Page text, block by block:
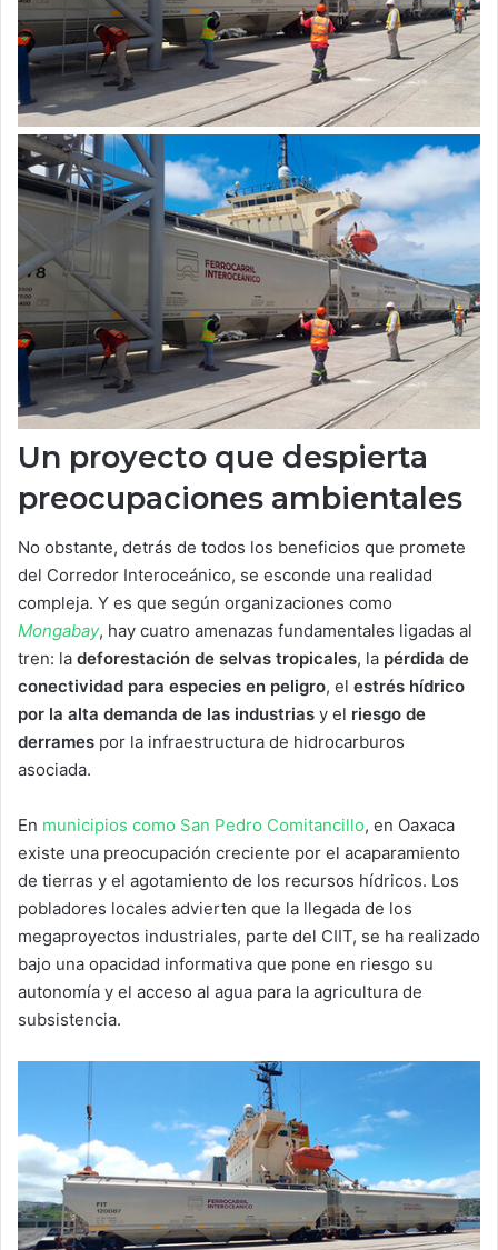
Un proyecto que despierta
preocupaciones ambientales
No obstante, detrás de todos los beneficios que promete
del Corredor Interoceánico, se esconde una realidad
compleja. Y es que según organizaciones como
Mongabay, hay cuatro amenazas fundamentales ligadas al
tren: la deforestación de selvas tropicales, la pérdida de
conectividad para especies en peligro, el estrés hídrico
por la alta demanda de las industrias y el riesgo de
derrames por la infraestructura de hidrocarburos
asociada.
En municipios como San Pedro Comitancillo, en Oaxaca
existe una preocupación creciente por el acaparamiento
de tierras y el agotamiento de los recursos hídricos. Los
pobladores locales advierten que la llegada de los
megaproyectos industriales, parte del CIIT, se ha realizado
bajo una opacidad informativa que pone en riesgo su
autonomía y el acceso al agua para la agricultura de
subsistencia.